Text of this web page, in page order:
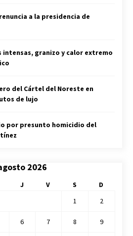
a la presidencia de
intensas, granizo y calor extremo
del Cártel del Noreste en
de lujo
por presunto homicidio del
2026
J V S
D
1
2
6 7 8 9